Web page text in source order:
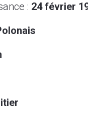
: 24février